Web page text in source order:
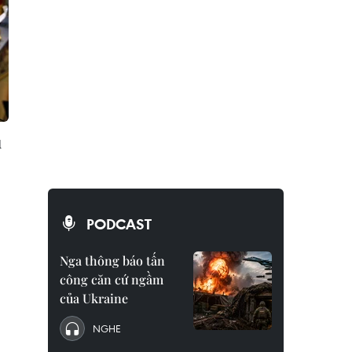
PODCAST
Nga thông báo tấn
công căn cứ ngầm
của Ukraine
NGHE